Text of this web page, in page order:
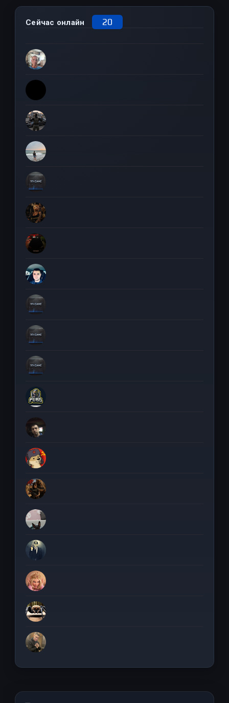
Сейчас онлайн 20